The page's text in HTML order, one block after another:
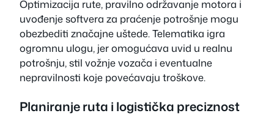
Optimizacija rute, pravilno održavanje motora i
uvođenje softvera za praćenje potrošnje mogu
obezbediti značajne uštede. Telematika igra
ogromnu ulogu, jer omogućava uvid u realnu
potrošnju, stil vožnje vozača i eventualne
nepravilnosti koje povećavaju troškove.
Planiranje ruta i logistička preciznost